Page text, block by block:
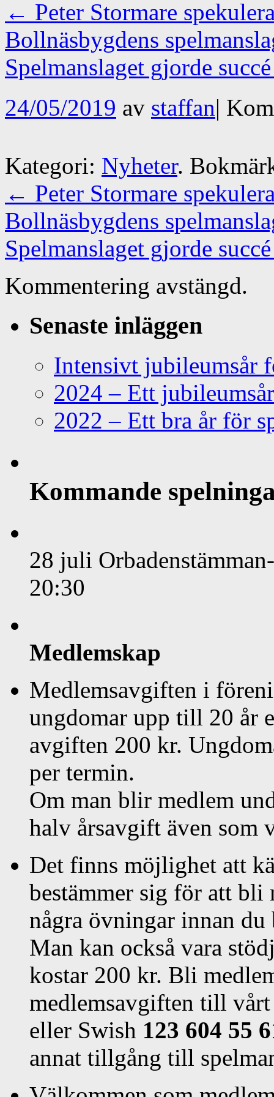
← Peter Stormare
Bollnäsbygdens
Spelmanslaget gjorde
24/05/2019 av staffan|
Kategori: Nyheter.
← Peter Stormare
Bollnäsbygdens
Spelmanslaget gjorde
Kommentering avstängd.
Senaste inläggen
Intensivt jubileumsår
2024 – Ett jubileumsår
2022 – Ett bra år för
Kommande
28 juli
20:30
Medlemskap
Medlemsavgiften i
ungdomar upp till 20 år
avgiften 200 kr.
per termin.
Om man blir medlem
halv årsavgift även som
Det finns möjlighet att
bestämmer sig för att bli
några övningar innan
Man kan också vara
kostar 200 kr. Bli
medlemsavgiften till
eller Swish 123 604 55
annat tillgång till